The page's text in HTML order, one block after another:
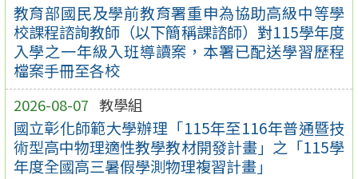
教育部國民及學前教育署重申為協助高級中等學
校課程諮詢教師（以下簡稱課諮師）對115學年度
入學之一年級入班導讀案，本署已配送學習歷程
檔案手冊至各校
2026-08-07 教學組
國立彰化師範大學辦理「115年至116年普通暨技
術型高中物理適性教學教材開發計畫」之「115學
年度全國高三暑假學測物理複習計畫」